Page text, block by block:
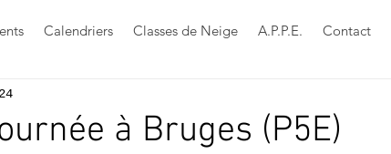
Calendriers Classes de Neige A.P.P.E. Contact
à Bruges (P5E)